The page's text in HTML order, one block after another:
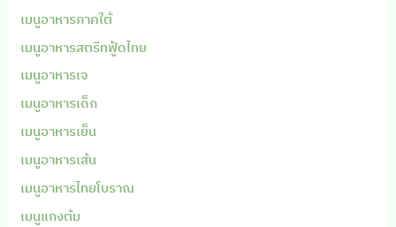
เมนูอาหารภาคใต้
เมนูอาหารสตรีทฟู้ดไทย
เมนูอาหารเจ
เมนูอาหารเด็ก
เมนูอาหารเย็น
เมนูอาหารเส้น
เมนูอาหารไทยโบราณ
เมนูแกงต้ม